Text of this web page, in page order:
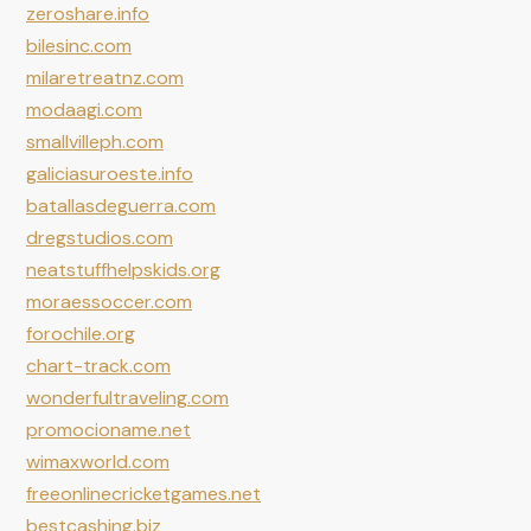
zeroshare.info
bilesinc.com
milaretreatnz.com
modaagi.com
smallvilleph.com
galiciasuroeste.info
batallasdeguerra.com
dregstudios.com
neatstuffhelpskids.org
moraessoccer.com
forochile.org
chart-track.com
wonderfultraveling.com
promocioname.net
wimaxworld.com
freeonlinecricketgames.net
bestcashing.biz